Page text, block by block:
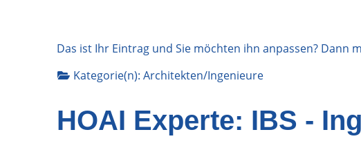
Das ist Ihr Eintrag und Sie möchten ihn anpassen? Dann
Kategorie(n): Architekten/Ingenieure
HOAI Experte: IBS -